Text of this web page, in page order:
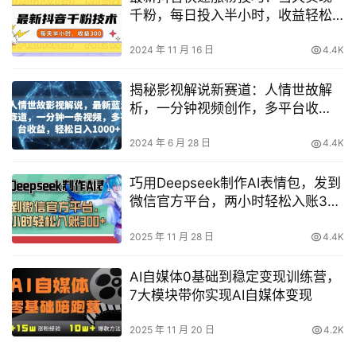
千粉，每日投入半小时，收益轻松
2024 年 11 月 16 日 4.4K
揭秘影视解说新赛道：人情世故解
析，一分钟视频创作，多平台收
2024 年 6 月 28 日 4.4K
巧用Deepseek制作AI表情包，发到
微信官方平台，两小时轻松入账3张
2025 年 11 月 28 日 4.4K
AI自媒体0基础到稳定变现训练营，
7大模块带你实现AI自媒体变现
2025 年 11 月 20 日 4.2K